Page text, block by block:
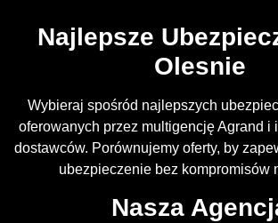
Najlepsze
Olesnie
Wybieraj spośród najlepszych
oferowanych przez multigencję Agrand i
dostawców. Porównujemy oferty, by
ubezpieczenie bez kompromisów
Nasza